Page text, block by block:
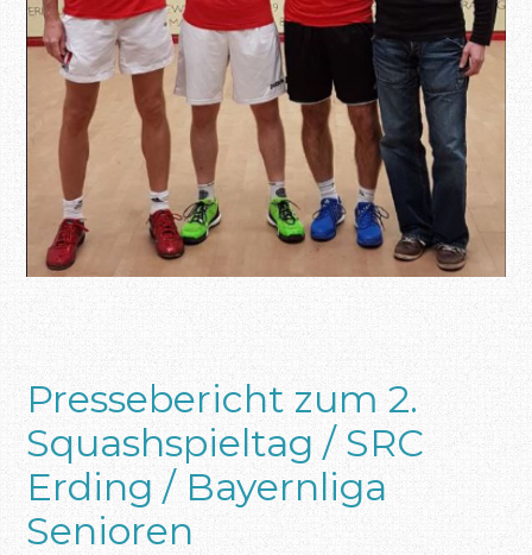
Pressebericht zum 2.
Squashspieltag / SRC
Erding / Bayernliga
Senioren